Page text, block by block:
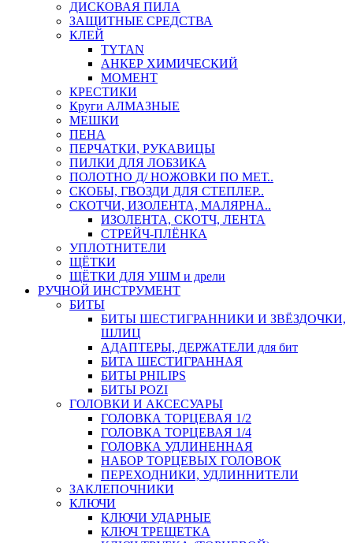
ДИСКОВАЯ ПИЛА
ЗАЩИТНЫЕ СРЕДСТВА
КЛЕЙ
TYTAN
АНКЕР ХИМИЧЕСКИЙ
МОМЕНТ
КРЕСТИКИ
Круги АЛМАЗНЫЕ
МЕШКИ
ПЕНА
ПЕРЧАТКИ, РУКАВИЦЫ
ПИЛКИ ДЛЯ ЛОБЗИКА
ПОЛОТНО Д/ НОЖОВКИ ПО МЕТ..
СКОБЫ, ГВОЗДИ ДЛЯ СТЕПЛЕР..
СКОТЧИ, ИЗОЛЕНТА, МАЛЯРНА..
ИЗОЛЕНТА, СКОТЧ, ЛЕНТА
СТРЕЙЧ-ПЛЁНКА
УПЛОТНИТЕЛИ
ЩЁТКИ
ЩЁТКИ ДЛЯ УШМ и дрели
РУЧНОЙ ИНСТРУМЕНТ
БИТЫ
БИТЫ ШЕСТИГРАННИКИ И ЗВЁЗДОЧКИ,
ШЛИЦ
АДАПТЕРЫ, ДЕРЖАТЕЛИ для бит
БИТА ШЕСТИГРАННАЯ
БИТЫ PHILIPS
БИТЫ POZI
ГОЛОВКИ И АКСЕСУАРЫ
ГОЛОВКА ТОРЦЕВАЯ 1/2
ГОЛОВКА ТОРЦЕВАЯ 1/4
ГОЛОВКА УДЛИНЕННАЯ
НАБОР ТОРЦЕВЫХ ГОЛОВОК
ПЕРЕХОДНИКИ, УДЛИННИТЕЛИ
ЗАКЛЕПОЧНИКИ
КЛЮЧИ
КЛЮЧИ УДАРНЫЕ
КЛЮЧ ТРЕЩЕТКА